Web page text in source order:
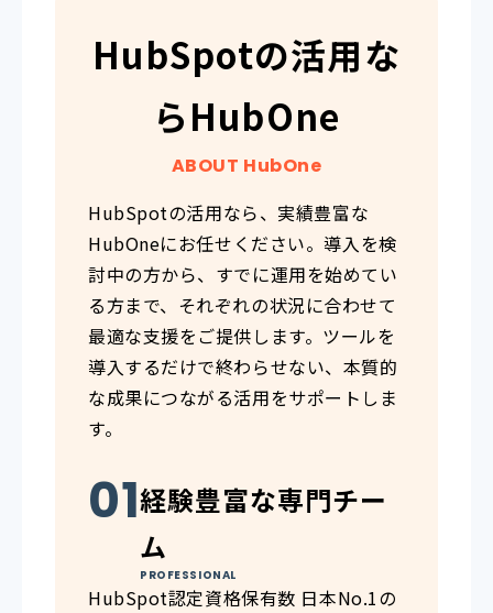
HubSpotの活用な
らHubOne
ABOUT HubOne
HubSpotの活用なら、実績豊富な
HubOneにお任せください。導入を検
討中の方から、すでに運用を始めてい
る方まで、それぞれの状況に合わせて
最適な支援をご提供します。ツールを
導入するだけで終わらせない、本質的
な成果につながる活用をサポートしま
す。
経験豊富な専門チー
ム
PROFESSIONAL
HubSpot認定資格保有数 日本No.1の